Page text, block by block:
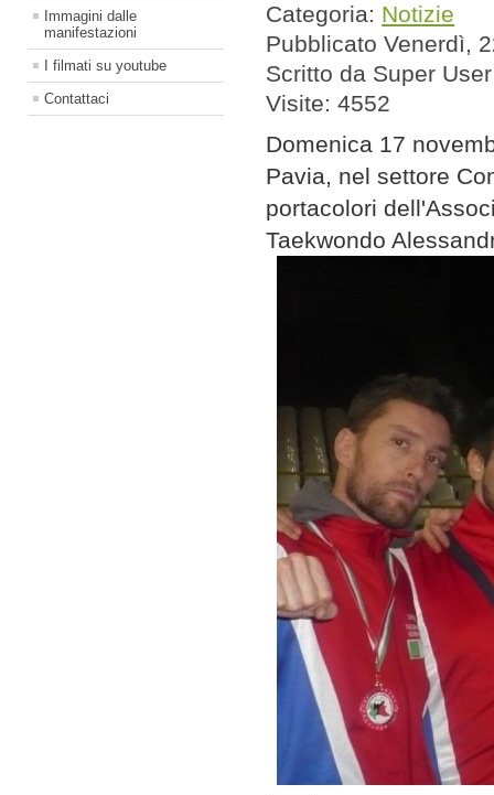
Immagini dalle
manifestazioni
I filmati su youtube
Contattaci
Categoria: Notizie
Pubblicato Venerdì,
Scritto da Super User
Visite: 4552
Domenica 17
Pavia, nel settore
portacolori
Taekwondo